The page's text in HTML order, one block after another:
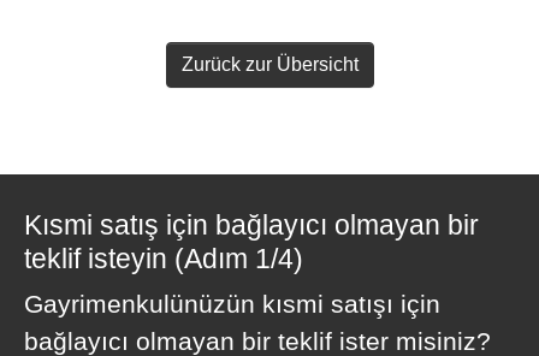
Zurück zur Übersicht
Kısmi satış için bağlayıcı olmayan bir
teklif isteyin (Adım 1/4)
Gayrimenkulünüzün kısmi satışı için
bağlayıcı olmayan bir teklif ister misiniz?